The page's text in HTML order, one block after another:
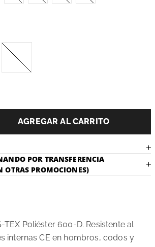
AGREGAR AL CARRITO
POR TRANSFERENCIA
OTRAS PROMOCIONES)
Poliéster 600-D. Resistente al
internas CE en hombros, codos y